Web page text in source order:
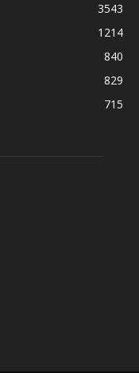
3543
1214
840
829
715